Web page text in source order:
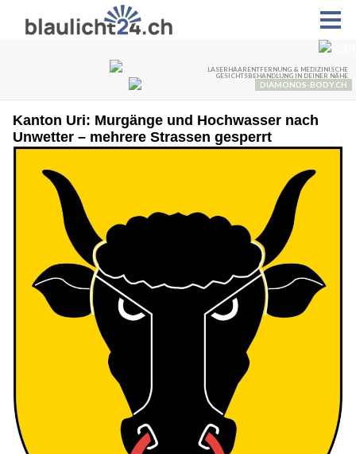
Kanton Uri: Murgänge und Hochwasser nach
Unwetter – mehrere Strassen gesperrt